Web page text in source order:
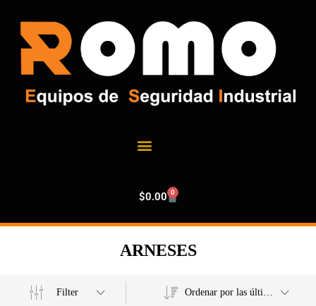
$0.00 0
ARNESES
Filter Ordenar por las últimas